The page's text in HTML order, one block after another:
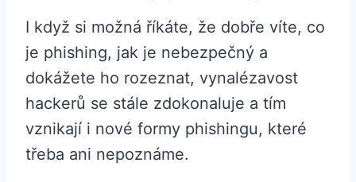
I když si možná říkáte, že dobře víte, co
je phishing, jak je nebezpečný a
dokážete ho rozeznat, vynalézavost
hackerů se stále zdokonaluje a tím
vznikají i nové formy phishingu, které
třeba ani nepoznáme.